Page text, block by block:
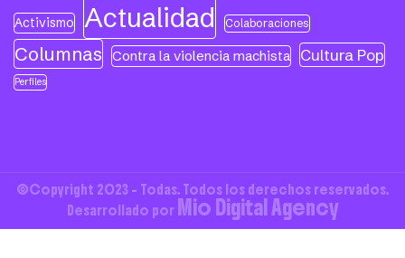
Activismo Actualidad Colaboraciones
Columnas Contra la violencia machista Cultura Pop
Perfiles
©Copyright 2023 - Todas. Todos los derechos reservados.
Desarrollado por Mio Digital Agency